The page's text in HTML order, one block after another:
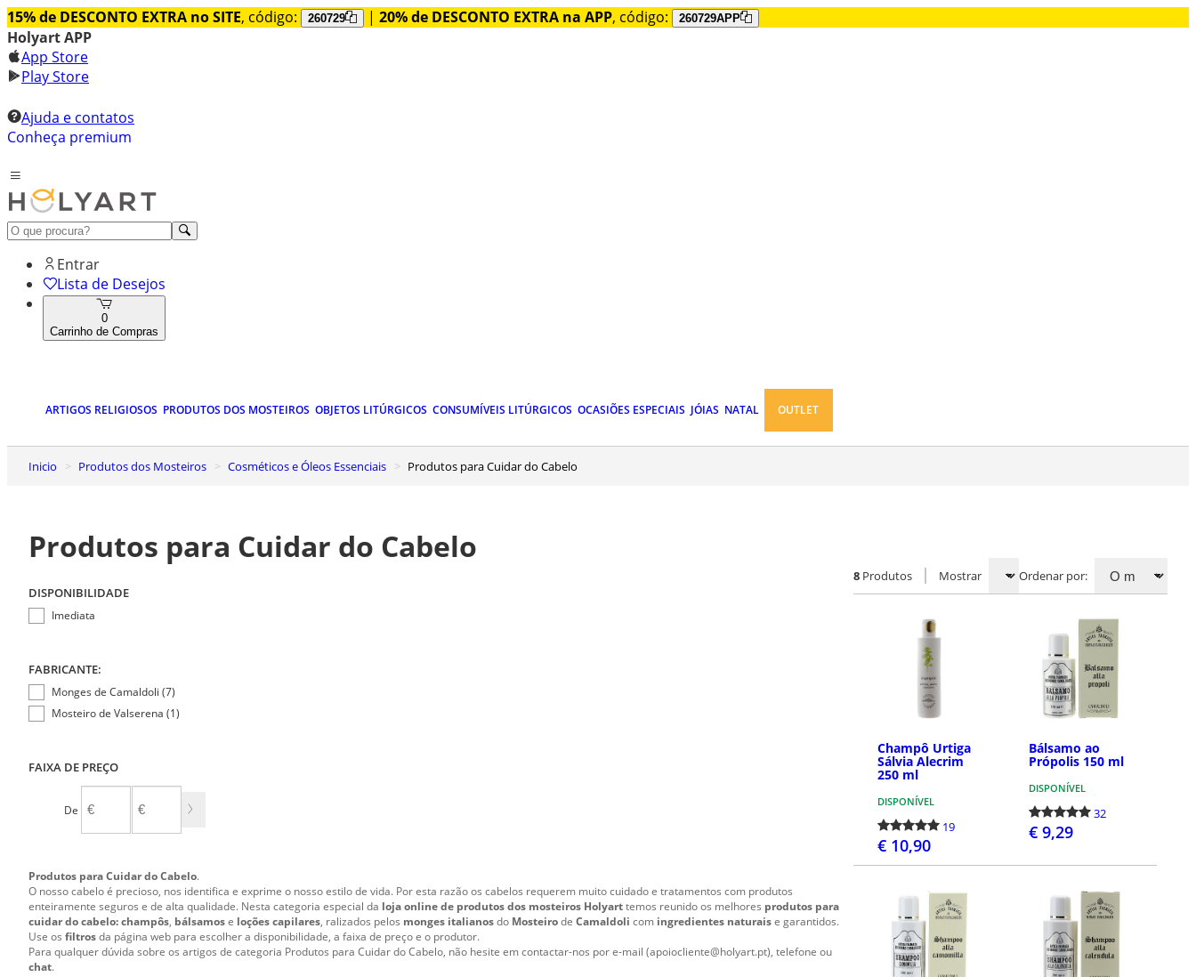
15% de DESCONTO EXTRA no SITE, código: 260729 | 20% de DESCONTO EXTRA na APP, código: 260729APP
Holyart APP
App Store
Play Store
Ajuda e contatos
Conheça premium
Entrar
Lista de Desejos
0
Carrinho de Compras
ARTIGOS RELIGIOSOS PRODUTOS DOS MOSTEIROS OBJETOS LITÚRGICOS CONSUMÍVEIS LITÚRGICOS OCASIÕES ESPECIAIS JÓIAS NATAL OUTLET
Inicio Produtos dos Mosteiros Cosméticos e Óleos Essenciais Produtos para Cuidar do Cabelo
Produtos para Cuidar do Cabelo
DISPONIBILIDADE
Imediata
FABRICANTE:
Monges de Camaldoli (7)
Mosteiro de Valserena (1)
FAIXA DE PREÇO
De
Produtos para Cuidar do Cabelo.
O nosso cabelo é precioso, nos identifica e exprime o nosso estilo de vida. Por esta razão os cabelos requerem muito cuidado e tratamentos com produtos
enteiramente seguros e de alta qualidade. Nesta categoria especial da loja online de produtos dos mosteiros Holyarttemos reunido os melhores produtos para
cuidar do cabelo: champôs, bálsamose loções capilares, ralizados pelos monges italianosdo Mosteirode Camaldoli com ingredientes naturaise garantidos.
Use os filtrosda página web para escolher a disponibilidade, a faixa de preço e o produtor.
Para qualquer dúvida sobre os artigos de categoria Produtos para Cuidar do Cabelo, não hesite em contactar-nos por e-mail (apoiocliente@holyart.pt), telefone ou
chat.
8 Produtos Mostrar Ordenar por:
Champô Urtiga
Sálvia Alecrim
250 ml
DISPONÍVEL
19
€ 10,90
Bálsamo ao
Própolis 150 ml
DISPONÍVEL
32
€ 9,29